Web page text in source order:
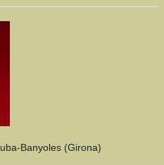
Banyoles (Girona)